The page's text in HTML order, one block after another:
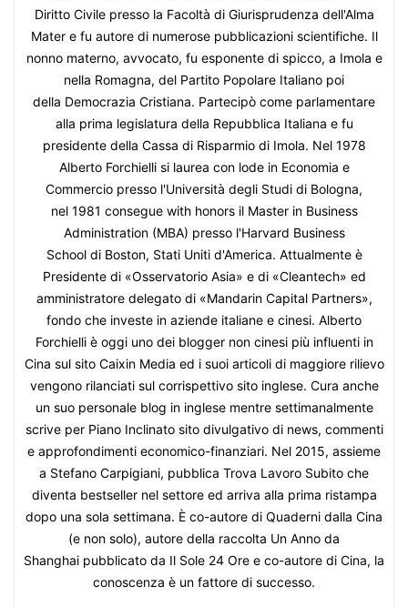
Diritto Civile presso la Facoltà di Giurisprudenza dell'Alma
Mater e fu autore di numerose pubblicazioni scientifiche. Il
nonno materno, avvocato, fu esponente di spicco, a Imola e
nella Romagna, del Partito Popolare Italiano poi
della Democrazia Cristiana. Partecipò come parlamentare
alla prima legislatura della Repubblica Italiana e fu
presidente della Cassa di Risparmio di Imola. Nel 1978
Alberto Forchielli si laurea con lode in Economia e
Commercio presso l'Università degli Studi di Bologna,
nel 1981 consegue with honors il Master in Business
Administration (MBA) presso l'Harvard Business
School di Boston, Stati Uniti d'America. Attualmente è
Presidente di «Osservatorio Asia» e di «Cleantech» ed
amministratore delegato di «Mandarin Capital Partners»,
fondo che investe in aziende italiane e cinesi. Alberto
Forchielli è oggi uno dei blogger non cinesi più influenti in
Cina sul sito Caixin Media ed i suoi articoli di maggiore rilievo
vengono rilanciati sul corrispettivo sito inglese. Cura anche
un suo personale blog in inglese mentre settimanalmente
scrive per Piano Inclinato sito divulgativo di news, commenti
e approfondimenti economico-finanziari. Nel 2015, assieme
a Stefano Carpigiani, pubblica Trova Lavoro Subito che
diventa bestseller nel settore ed arriva alla prima ristampa
dopo una sola settimana. È co-autore di Quaderni dalla Cina
(e non solo), autore della raccolta Un Anno da
Shanghai pubblicato da Il Sole 24 Ore e co-autore di Cina, la
conoscenza è un fattore di successo.